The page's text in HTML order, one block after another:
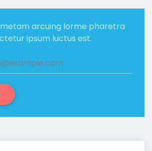
arcuing lorme pharetra
ipsum luctus est.